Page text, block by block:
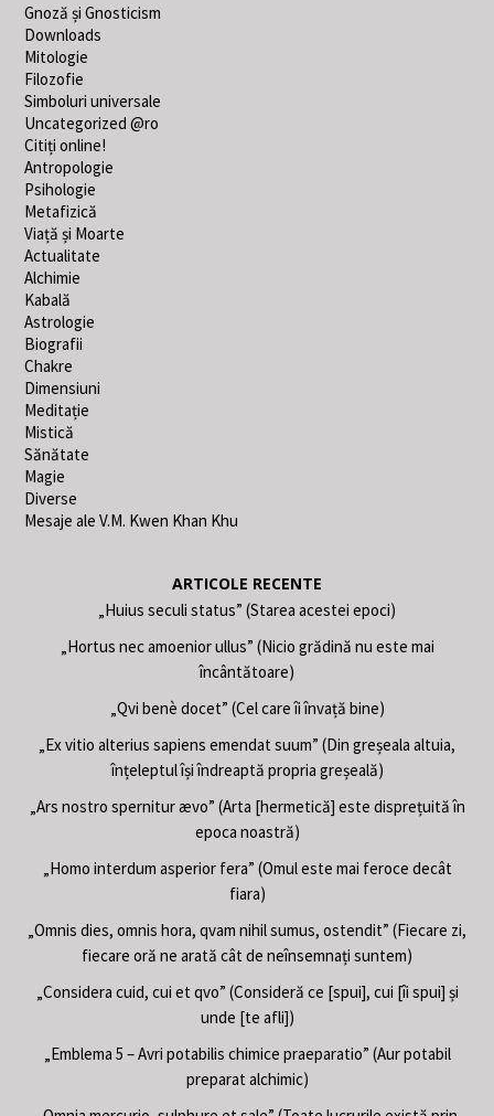
Gnoză și Gnosticism
Downloads
Mitologie
Filozofie
Simboluri universale
Uncategorized @ro
Citiți online!
Antropologie
Psihologie
Metafizică
Viață și Moarte
Actualitate
Alchimie
Kabală
Astrologie
Biografii
Chakre
Dimensiuni
Meditație
Mistică
Sănătate
Magie
Diverse
Mesaje ale V.M. Kwen Khan Khu
ARTICOLE RECENTE
„Huius seculi status” (Starea acestei epoci)
„Hortus nec amoenior ullus” (Nicio grădină nu este mai
încântătoare)
„Qvi benè docet” (Cel care îi învață bine)
„Ex vitio alterius sapiens emendat suum” (Din greșeala altuia,
înțeleptul își îndreaptă propria greșeală)
„Ars nostro spernitur ævo” (Arta [hermetică] este disprețuită în
epoca noastră)
„Homo interdum asperior fera” (Omul este mai feroce decât
fiara)
„Omnis dies, omnis hora, qvam nihil sumus, ostendit” (Fiecare zi,
fiecare oră ne arată cât de neînsemnați suntem)
„Considera cuid, cui et qvo” (Consideră ce [spui], cui [îi spui] și
unde [te afli])
„Emblema 5 – Avri potabilis chimice praeparatio” (Aur potabil
preparat alchimic)